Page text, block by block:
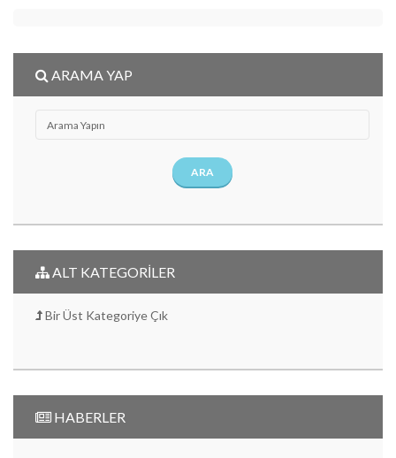
ARAMA YAP
ARA
ALT KATEGORİLER
Bir Üst Kategoriye Çık
HABERLER